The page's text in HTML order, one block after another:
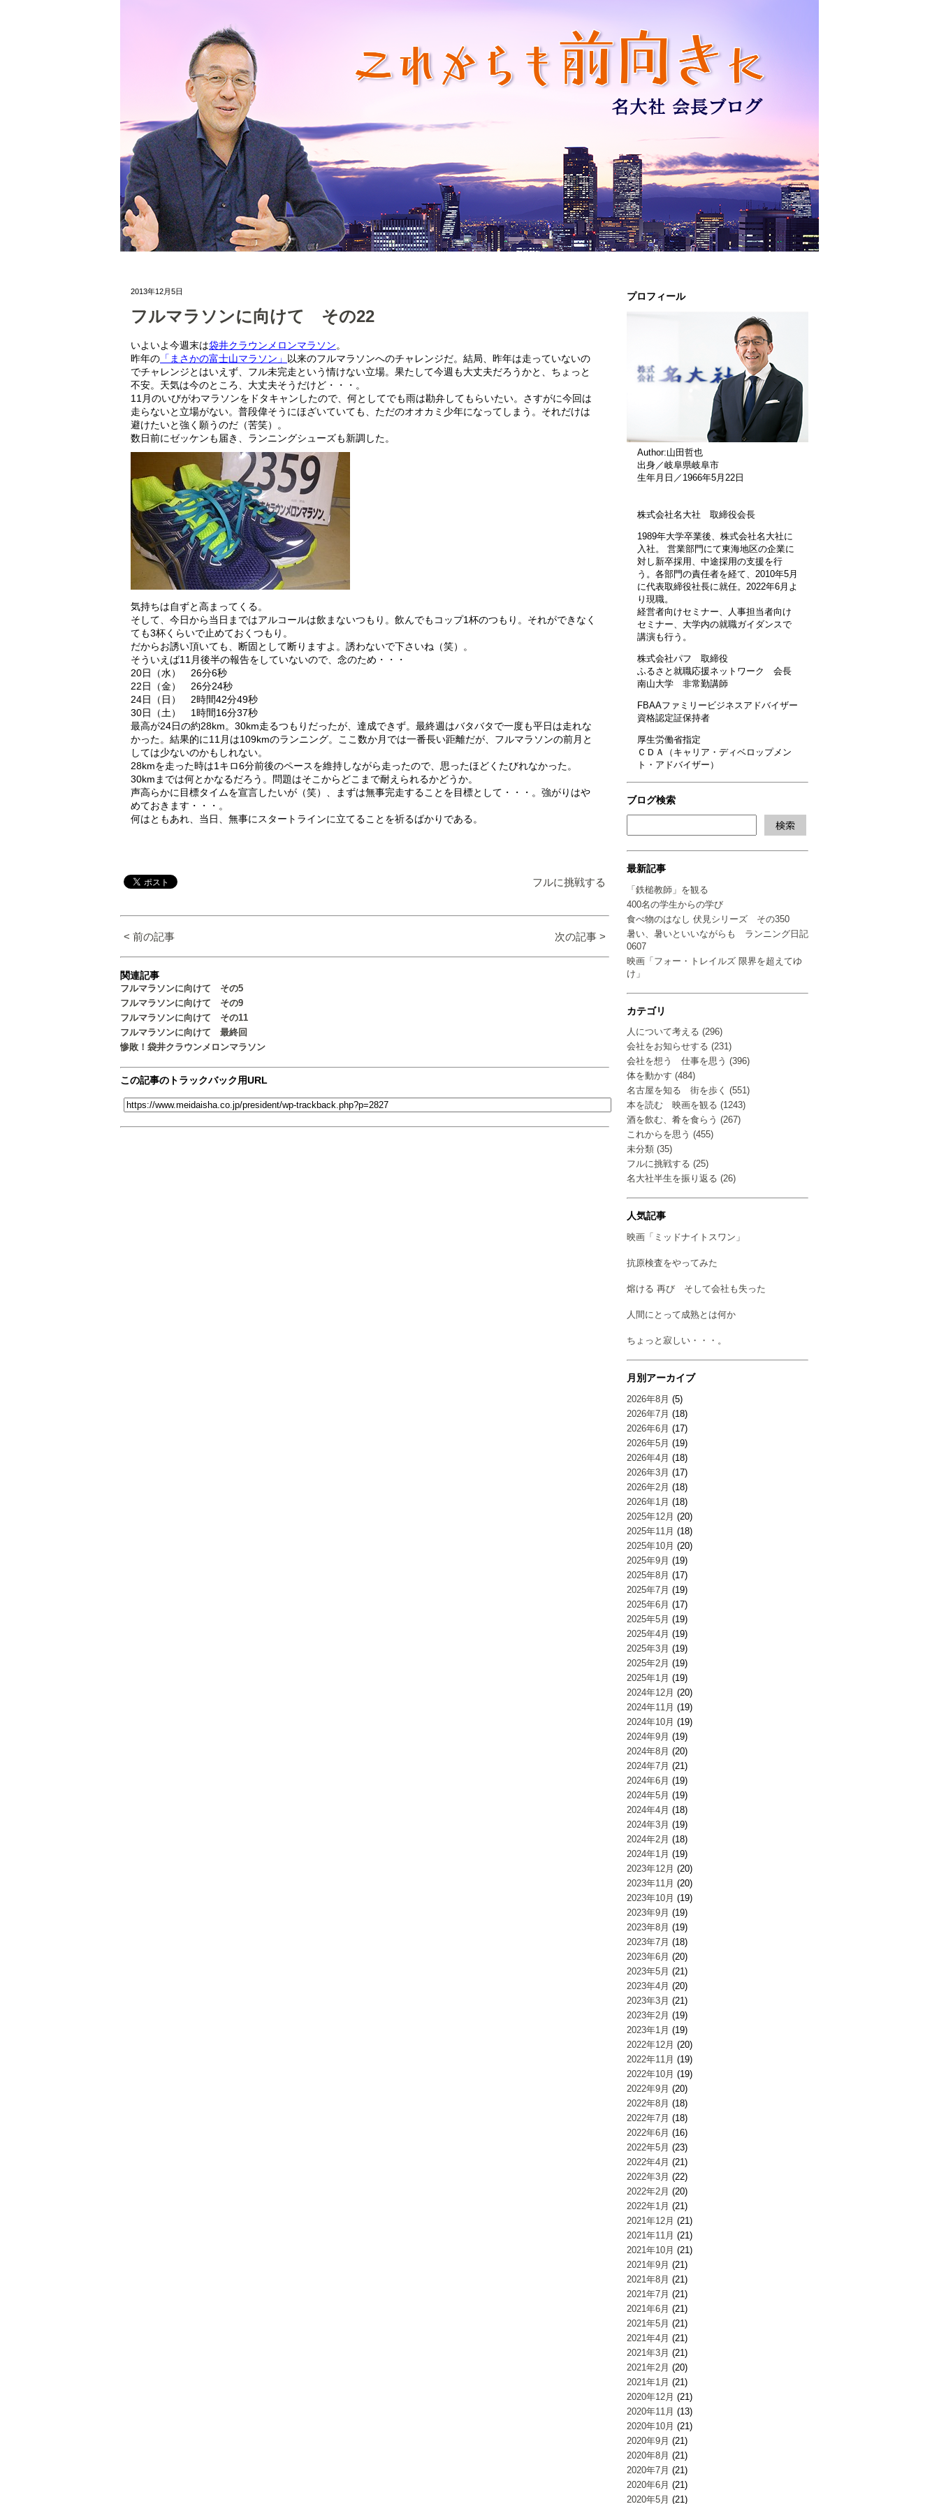
プロフィール
Author:山田哲也
出身／岐阜県岐阜市
生年月日／1966年5月22日
株式会社名大社 取締役会長
1989年大学卒業後、株式会社名大社に
入社。 営業部門にて東海地区の企業に
対し新卒採用、中途採用の支援を行
う。各部門の責任者を経て、2010年5月
に代表取締役社長に就任。2022年6月よ
り現職。
経営者向けセミナー、人事担当者向け
セミナー、大学内の就職ガイダンスで
講演も行う。
株式会社パフ 取締役
ふるさと就職応援ネットワーク 会長
南山大学 非常勤講師
FBAAファミリービジネスアドバイザー
資格認定証保持者
厚生労働省指定
ＣＤＡ（キャリア・ディベロップメン
ト・アドバイザー）
ブログ検索
最新記事
「鉄槌教師」を観る
400名の学生からの学び
食べ物のはなし 伏見シリーズ その350
暑い、暑いといいながらも ランニング日記
0607
映画「フォー・トレイルズ 限界を超えてゆ
け」
カテゴリ
人について考える (296)
会社をお知らせする (231)
会社を想う 仕事を思う (396)
体を動かす (484)
名古屋を知る 街を歩く (551)
本を読む 映画を観る (1243)
酒を飲む、肴を食らう (267)
これからを思う (455)
未分類 (35)
フルに挑戦する (25)
名大社半生を振り返る (26)
人気記事
映画「ミッドナイトスワン」
抗原検査をやってみた
熔ける 再び そして会社も失った
人間にとって成熟とは何か
ちょっと寂しい・・・。
月別アーカイブ
2026年8月 (5)
2026年7月 (18)
2026年6月 (17)
2026年5月 (19)
2026年4月 (18)
2026年3月 (17)
2026年2月 (18)
2026年1月 (18)
2025年12月 (20)
2025年11月 (18)
2025年10月 (20)
2025年9月 (19)
2025年8月 (17)
2025年7月 (19)
2025年6月 (17)
2025年5月 (19)
2025年4月 (19)
2025年3月 (19)
2025年2月 (19)
2025年1月 (19)
2024年12月 (20)
2024年11月 (19)
2024年10月 (19)
2024年9月 (19)
2024年8月 (20)
2024年7月 (21)
2024年6月 (19)
2024年5月 (19)
2024年4月 (18)
2024年3月 (19)
2024年2月 (18)
2024年1月 (19)
2023年12月 (20)
2023年11月 (20)
2023年10月 (19)
2023年9月 (19)
2023年8月 (19)
2023年7月 (18)
2023年6月 (20)
2023年5月 (21)
2023年4月 (20)
2023年3月 (21)
2023年2月 (19)
2023年1月 (19)
2022年12月 (20)
2022年11月 (19)
2022年10月 (19)
2022年9月 (20)
2022年8月 (18)
2022年7月 (18)
2022年6月 (16)
2022年5月 (23)
2022年4月 (21)
2022年3月 (22)
2022年2月 (20)
2022年1月 (21)
2021年12月 (21)
2021年11月 (21)
2021年10月 (21)
2021年9月 (21)
2021年8月 (21)
2021年7月 (21)
2021年6月 (21)
2021年5月 (21)
2021年4月 (21)
2021年3月 (21)
2021年2月 (20)
2021年1月 (21)
2020年12月 (21)
2020年11月 (13)
2020年10月 (21)
2020年9月 (21)
2020年8月 (21)
2020年7月 (21)
2020年6月 (21)
2020年5月 (21)
2013年12月5日
フルマラソンに向けて その22
いよいよ今週末は袋井クラウンメロンマラソン。
昨年の 「まさかの富士山マラソン」
以来のフルマラソンへのチャレンジだ。結局、昨年は走っていないの
でチャレンジとはいえず、フル未完走という情けない立場。果たして今週も大丈夫だろうかと、ちょっと
不安。天気は今のところ、大丈夫そうだけど・・・。
11月のいびがわマラソンをドタキャンしたので、何としてでも雨は勘弁してもらいたい。さすがに今回は
走らないと立場がない。普段偉そうにほざいていても、ただのオオカミ少年になってしまう。それだけは
避けたいと強く願うのだ（苦笑）。
数日前にゼッケンも届き、ランニングシューズも新調した。
気持ちは自ずと高まってくる。
そして、今日から当日まではアルコールは飲まないつもり。飲んでもコップ1杯のつもり。それができなく
ても3杯くらいで止めておくつもり。
だからお誘い頂いても、断固として断りますよ。誘わないで下さいね（笑）。
そういえば11月後半の報告をしていないので、念のため・・・
20日（水） 26分6秒
22日（金） 26分24秒
24日（日） 2時間42分49秒
30日（土） 1時間16分37秒
最高が24日の約28km。30km走るつもりだったが、達成できず。最終週はバタバタで一度も平日は走れな
かった。結果的に11月は109kmのランニング。ここ数か月では一番長い距離だが、フルマラソンの前月と
しては少ないのかもしれない。
28kmを走った時は1キロ6分前後のペースを維持しながら走ったので、思ったほどくたびれなかった。
30kmまでは何とかなるだろう。問題はそこからどこまで耐えられるかどうか。
声高らかに目標タイムを宣言したいが（笑）、まずは無事完走することを目標として・・・。強がりはや
めておきます・・・。
何はともあれ、当日、無事にスタートラインに立てることを祈るばかりである。
フルに挑戦する
< 前の記事 次の記事 >
関連記事
フルマラソンに向けて その5
フルマラソンに向けて その9
フルマラソンに向けて その11
フルマラソンに向けて 最終回
惨敗！袋井クラウンメロンマラソン
この記事のトラックバック用URL